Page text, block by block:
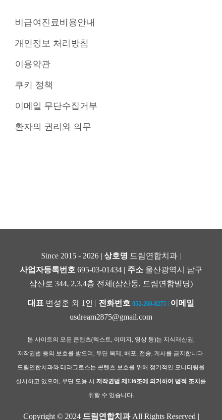
비급여진료비용안내
개인정보 처리방침
이용약관
쿠키 정책
이메일 무단수집거부
환자의 권리와 의무
Since 2015 - 2026 | 상호명 드림연합치과 |
사업자등록번호 695-03-01434 | 주소울산광역시 남구
삼산로 344, 2,3,4층 전체(삼산동, 드림연합빌딩)
대표 변성훈 외 1인 | 전화번호 052-260-8275
이메일
usdream2875@gmail.com
본 사이트의 모든 콘텐츠(텍스트, 이미지, 영상 등)는 지식재산권,
저작권법 등의 보호를 받으며, 무단 복제, 배포, 전송, 게시를 금지합니다.
드림연합치과와 테라그로스는 콘텐츠 보호를 위해 정기적인 모니터링을
실시하고 있으며, 무단 도용 시 저작권법 제136조에 의거하여 법적 조치 를
취할 수 있습니다.
Copyright © 2024 드림연합치과All Rights Reserved |